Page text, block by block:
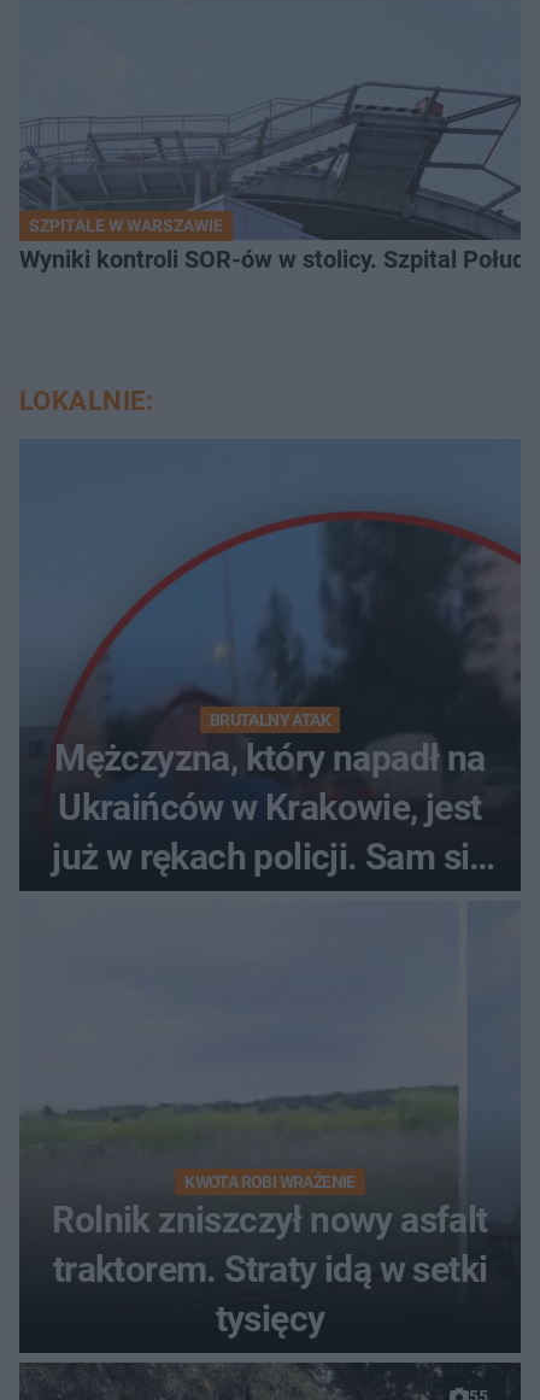
SZPITALE W WARSZAWIE
Wyniki kontroli SOR-ów w stolicy. Szpital
LOKALNIE:
BRUTALNY ATAK
Mężczyzna, który napadł na
Ukraińców w Krakowie, jest
już w rękach policji. Sam się
KWOTA ROBI WRAŻENIE
Rolnik zniszczył nowy asfalt
traktorem. Straty idą w setki
tysięcy